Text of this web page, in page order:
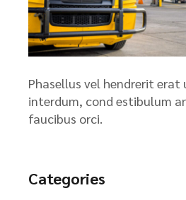
Phasellus vel hendrerit erat
interdum, cond estibulum
faucibus orci.
Categories